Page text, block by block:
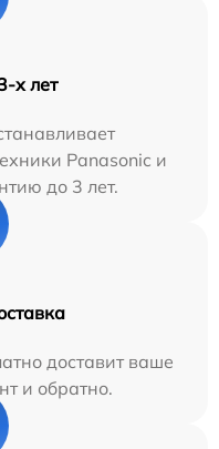
х лет
Panasonic и
до 3 лет.
доставит ваше
и обратно.